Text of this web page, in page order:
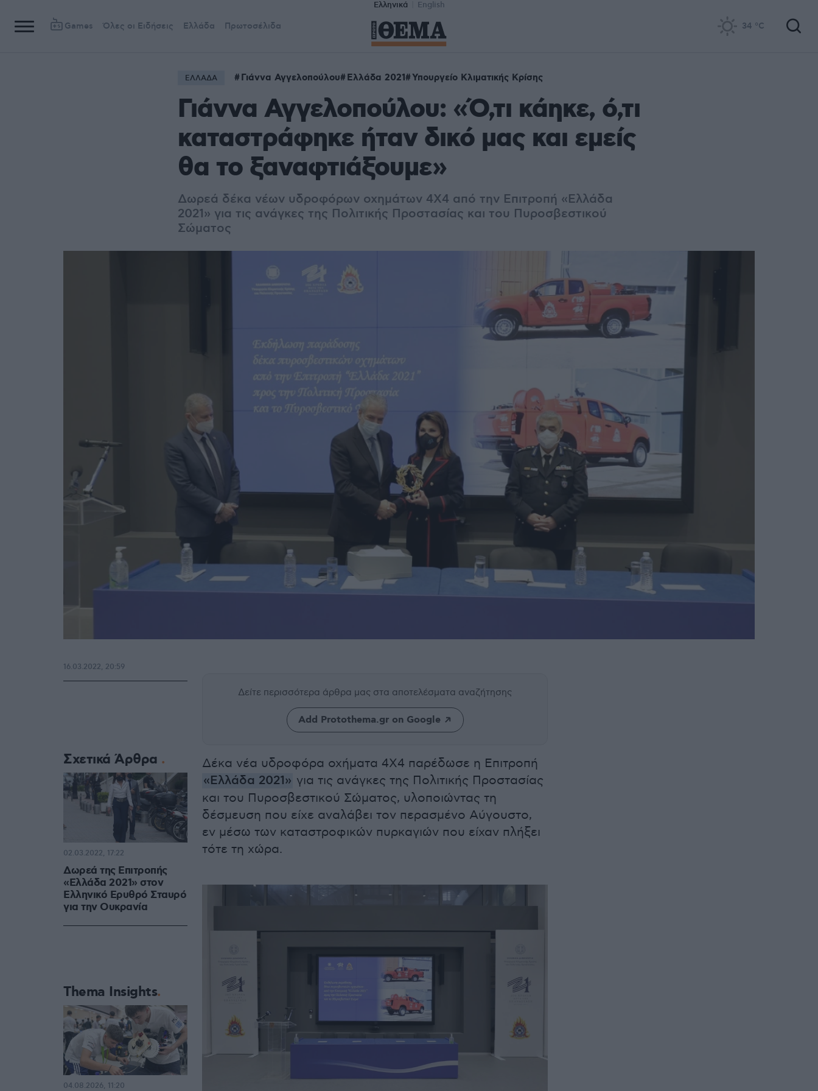
Ελληνικά English
Games Όλες οι Ειδήσεις Ελλάδα Πρωτοσέλιδα 34 °C
ΕΛΛΑΔΑ Γιάννα Αγγελοπούλου Ελλάδα 2021 Υπουργείο Κλιματικής Κρίσης
Γιάννα Αγγελοπούλου: «Ό,τι κάηκε, ό,τι
καταστράφηκε ήταν δικό μας και εμείς
θα το ξαναφτιάξουμε»
Δωρεά δέκα νέων υδροφόρων οχημάτων 4Χ4 από την Επιτροπή «Ελλάδα
2021» για τις ανάγκες της Πολιτικής Προστασίας και του Πυροσβεστικού
Σώματος
Δείτε περισσότερα άρθρα μας στα αποτελέσματα αναζήτησης
Add Protothema.gr on Google
Δέκα νέα υδροφόρα οχήματα 4Χ4 παρέδωσε η Επιτροπή
«Ελλάδα 2021» για τις ανάγκες της Πολιτικής Προστασίας
και του Πυροσβεστικού Σώματος, υλοποιώντας τη
δέσμευση που είχε αναλάβει τον περασμένο Αύγουστο,
εν μέσω των καταστροφικών πυρκαγιών που είχαν πλήξει
τότε τη χώρα.
16.03.2022, 20:59
Σχετικά Άρθρα
Δωρεά της Επιτροπής
«Ελλάδα 2021» στον
Ελληνικό Ερυθρό Σταυρό
για την Ουκρανία
02.03.2022, 17:22
Thema Insights
04.08.2026, 11:20